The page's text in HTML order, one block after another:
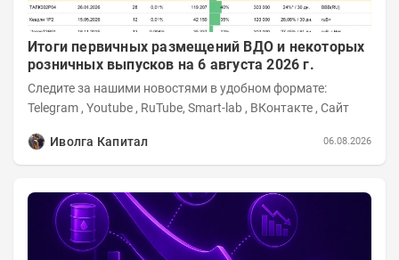
Итоги первичных размещений ВДО и некоторых
розничных выпусков на 6 августа 2026 г.
Следите за нашими новостями в удобном формате:
Telegram , Youtube , RuTube, Smart-lab , ВКонтакте , Сайт
Иволга Капитал 06.08.2026